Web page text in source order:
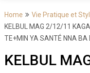
Home
Vie Pratique et
KELBUL MAG 2/12/11
TE+MIN YA SANTÉ NNA BA
KELBUL